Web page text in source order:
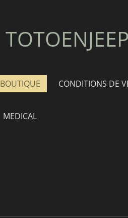
BOUTIQUE CONDITIONS DE
MEDICAL